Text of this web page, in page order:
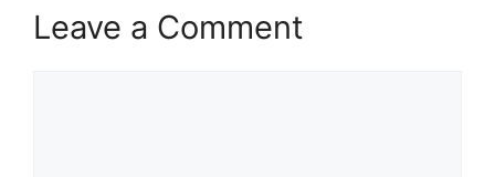
Leave a Comment